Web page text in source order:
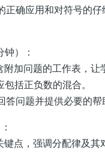
正确应用和对符号的仔
钟）：
附加问题的工作表，让
包括正负数的混合。
答问题并提供必要的帮
键点，强调分配律及其